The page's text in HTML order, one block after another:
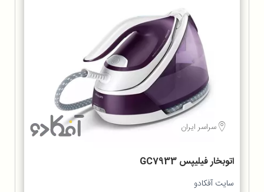
سراسر ایران
اتوبخار فیلیپس GC7933
سایت آفکادو